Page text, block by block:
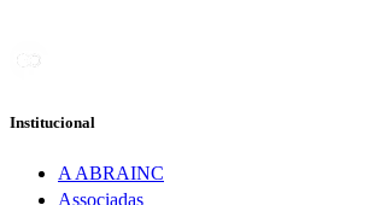
Institucional
A ABRAINC
Associadas